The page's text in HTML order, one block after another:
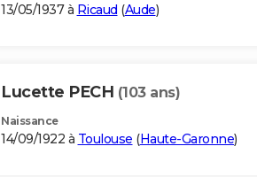
13/05/1937 à Ricaud (Aude)
Lucette PECH (103 ans)
Naissance
14/09/1922 à Toulouse (Haute-Garonne)